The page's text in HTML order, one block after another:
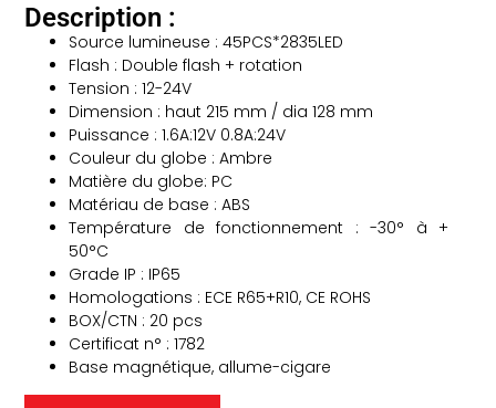
Description :
Source lumineuse : 45PCS*2835LED
Flash : Double flash + rotation
Tension : 12-24V
Dimension : haut 215 mm / dia 128 mm
Puissance : 1.6A:12V 0.8A:24V
Couleur du globe : Ambre
Matière du globe: PC
Matériau de base : ABS
Température de fonctionnement : -30° à +
50°C
Grade IP : IP65
Homologations : ECE R65+R10, CE ROHS
BOX/CTN : 20 pcs
Certificat n° : 1782
Base magnétique, allume-cigare